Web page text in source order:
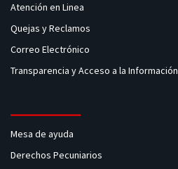
Atención en Linea
Quejas y Reclamos
Correo Electrónico
Transparencia y Acceso a la Información
Mesa de ayuda
Derechos Pecuniarios